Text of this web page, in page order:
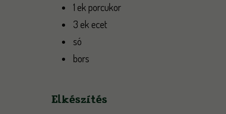
1 ek porcukor
3 ek ecet
só
bors
Elkészítés